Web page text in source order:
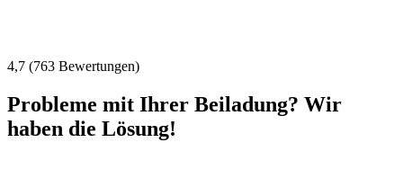
4,7 (763 Bewertungen)
Probleme mit Ihrer Beiladung? Wir
haben die Lösung!